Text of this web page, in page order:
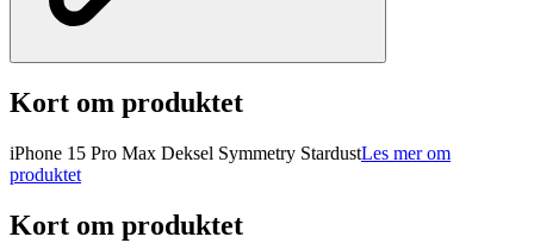
Kort om produktet
iPhone 15 Pro Max Deksel Symmetry StardustLes mer om
produktet
Kort om produktet